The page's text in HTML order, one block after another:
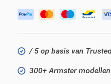
/ 5 op basis van
300+ Armster modellen